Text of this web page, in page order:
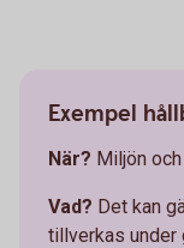
Exempel
När? Miljön
Vad? Det kan
tillverkas under